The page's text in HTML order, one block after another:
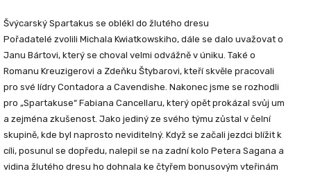
Švýcarský Spartakus se oblékl do žlutého dresu
Pořadatelé zvolili Michala Kwiatkowskiho, dále se dalo uvažovat o
Janu Bártovi, který se choval velmi odvážně v úniku. Také o
Romanu Kreuzigerovi a Zdeňku Štybarovi, kteří skvěle pracovali
pro své lídry Contadora a Cavendishe. Nakonec jsme se rozhodli
pro „Spartakuse“ Fabiana Cancellaru, který opět prokázal svůj um
a zejména zkušenost. Jako jediný ze svého týmu zůstal v čelní
skupině, kde byl naprosto neviditelný. Když se začali jezdci blížit k
cíli, posunul se dopředu, nalepil se na zadní kolo Petera Sagana a
vidina žlutého dresu ho dohnala ke čtyřem bonusovým vteřinám